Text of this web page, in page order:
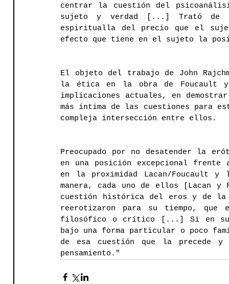
centrar la cuestión del
sujeto y verdad [...] Trató de
espiritualla del precio que el
efecto que tiene en el sujeto la
El objeto del trabajo de John
la ética en la obra de Foucault
implicaciones actuales, en
más íntima de las cuestiones para
compleja intersección entre ellos.
Preocupado por no desatender la
en una posición excepcional frente
en la proximidad Lacan/Foucault
manera, cada uno de ellos [Lacan
cuestión histórica del eros y de la
reerotizaron para su tiempo, que
filosófico o crítico [...] Si en sus
bajo una forma particular o poco
de esa cuestión que la precede
pensamiento."